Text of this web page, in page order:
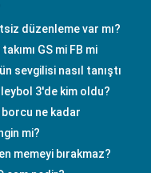
düzenleme var mı?
GS mi FB mi
sevgilisi nasıl tanıştı
3'de kim oldu?
borcu ne kadar
mi?
memeyi bırakmaz?